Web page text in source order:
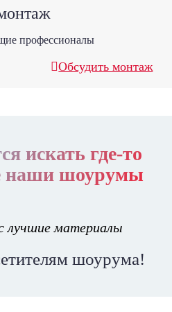
профессионалы
Обсудить монтаж
искать где-то
наши шоурумы
лучшие материалы
шоурума!